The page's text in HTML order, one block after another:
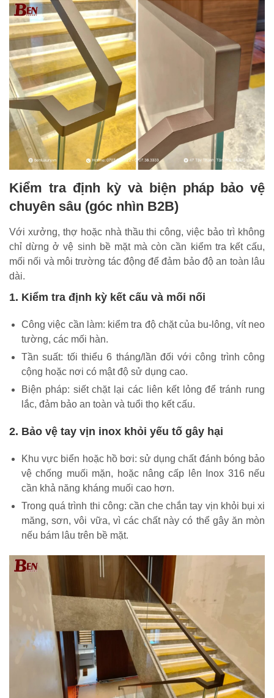
Kiểm tra định kỳ và biện pháp bảo vệ
chuyên sâu (góc nhìn B2B)
Với xưởng, thợ hoặc nhà thầu thi công, việc bảo trì không
chỉ dừng ở vệ sinh bề mặt mà còn cần kiểm tra kết cấu,
mối nối và môi trường tác động để đảm bảo độ an toàn lâu
dài.
1. Kiểm tra định kỳ kết cấu và mối nối
Công việc cần làm: kiểm tra độ chặt của bu-lông, vít neo
tường, các mối hàn.
Tần suất: tối thiểu 6 tháng/lần đối với công trình công
cộng hoặc nơi có mật độ sử dụng cao.
Biện pháp: siết chặt lại các liên kết lỏng để tránh rung
lắc, đảm bảo an toàn và tuổi thọ kết cấu.
2. Bảo vệ tay vịn inox khỏi yếu tố gây hại
Khu vực biển hoặc hồ bơi: sử dụng chất đánh bóng bảo
vệ chống muối mặn, hoặc nâng cấp lên Inox 316 nếu
cần khả năng kháng muối cao hơn.
Trong quá trình thi công: cần che chắn tay vịn khỏi bụi xi
măng, sơn, vôi vữa, vì các chất này có thể gây ăn mòn
nếu bám lâu trên bề mặt.